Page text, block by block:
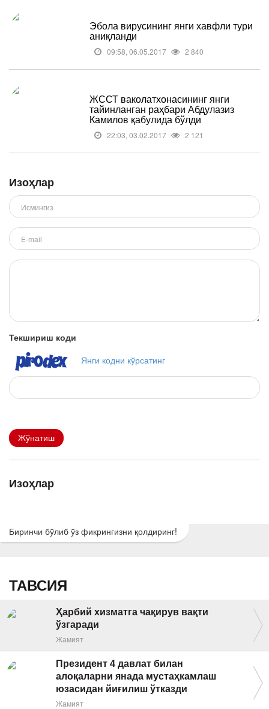
Эбола вирусининг янги хавфли тури
аниқланди
09:58, 06.05.2017 2 840
ЖССТ ваколатхонасининг янги
тайинланган раҳбари Абдулазиз
Камилов қабулида бўлди
22:03, 03.02.2017 2 121
Изоҳлар
Текшириш коди
Янги кодни кўрсатинг
Жўнатиш
Изоҳлар
Биринчи бўлиб ўз фикрингизни қолдиринг!
ТАВСИЯ
Ҳарбий хизматга чақирув вақти
ўзгаради
Жамият
Президент 4 давлат билан
алоқаларни янада мустаҳкамлаш
юзасидан йиғилиш ўтказди
Жамият